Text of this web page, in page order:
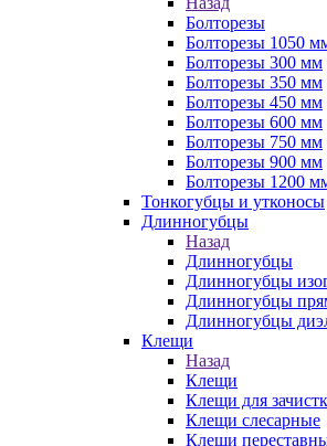
Болторезы
Болторезы 1050
Болторезы 300 мм
Болторезы 350 мм
Болторезы 450 мм
Болторезы 600 мм
Болторезы 750 мм
Болторезы 900 мм
Болторезы 1200
Тонкогубцы и утконосы
Длинногубцы
Назад
Длинногубцы
Длинногубцы
Длинногубцы
Длинногубцы
Клещи
Назад
Клещи
Клещи для
Клещи слесарные
Клещи